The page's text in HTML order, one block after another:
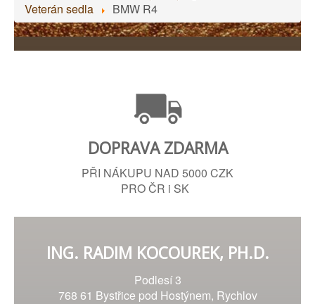
Veterán sedla
BMW R4
DOPRAVA ZDARMA
PŘI NÁKUPU NAD 5000 CZK
PRO ČR i SK
ING. RADIM KOCOUREK, PH.D.
Podlesí 3
768 61 Bystřice pod Hostýnem, Rychlov